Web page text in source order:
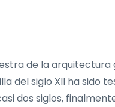
de la arquitectura
del siglo XII ha sido
dos siglos,